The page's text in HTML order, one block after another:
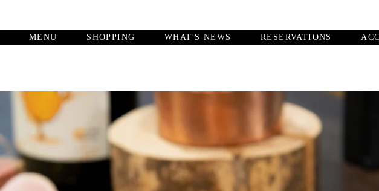
MENU SHOPPING WHAT'S NEWS RESERVATIONS